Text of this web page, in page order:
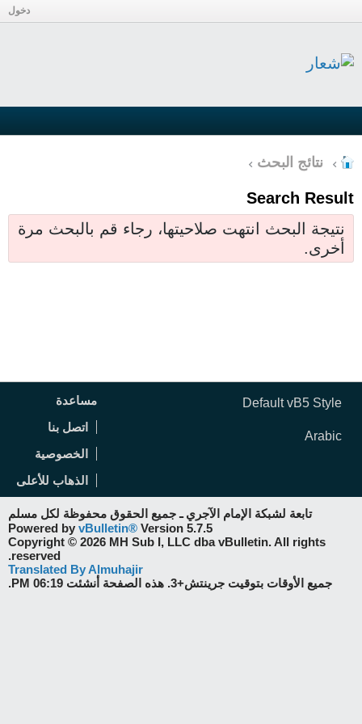
دخول
نتائج البحث
Search Result
نتيجة البحث انتهت صلاحيتها، رجاء قم بالبحث مرة
أخرى.
Default vB5 Style
Arabic
مساعدة
اتصل بنا
الخصوصية
الذهاب للأعلى
تابعة لشبكة الإمام الآجري ـ جميع الحقوق محفوظة لكل مسلم
Powered by vBulletin® Version 5.7.5
Copyright © 2026 MH Sub I, LLC dba vBulletin. All rights
reserved.
Translated By Almuhajir
جميع الأوقات بتوقيت جرينتش+3. هذه الصفحة أنشئت 06:19 PM.